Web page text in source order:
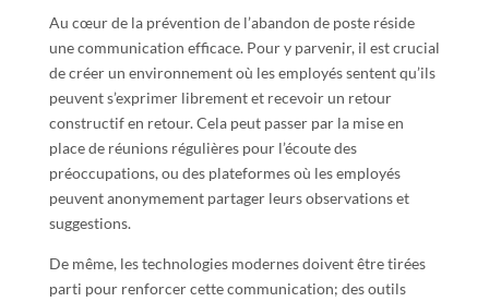
Au cœur de la prévention de l’abandon de poste réside
une communication efficace. Pour y parvenir, il est crucial
de créer un environnement où les employés sentent qu’ils
peuvent s’exprimer librement et recevoir un retour
constructif en retour. Cela peut passer par la mise en
place de réunions régulières pour l’écoute des
préoccupations, ou des plateformes où les employés
peuvent anonymement partager leurs observations et
suggestions.
De même, les technologies modernes doivent être tirées
parti pour renforcer cette communication; des outils